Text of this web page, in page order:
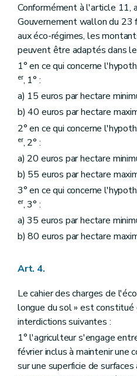
Conformément à l'article 11,
Gouvernement wallon du
aux éco-régimes, les
peuvent être adaptés dans
1° en ce qui concerne
er, 1° :
a) 15 euros par hectare
b) 40 euros par hectare
2° en ce qui concerne
er, 2° :
a) 20 euros par hectare
b) 55 euros par hectare
3° en ce qui concerne
er, 3° :
a) 35 euros par hectare
b) 80 euros par hectare
Art. 4.
Le cahier des charges de
longue du sol » est
interdictions suivantes :
1° l'agriculteur s'engage
février inclus à maintenir une
sur une superficie de